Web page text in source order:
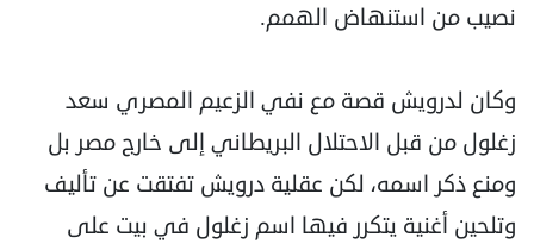
نصيب من استنهاض الهمم.
وكان لدرويش قصة مع نفي الزعيم المصري سعد
زغلول من قبل الاحتلال البريطاني إلى خارج مصر بل
ومنع ذكر اسمه، لكن عقلية درويش تفتقت عن تأليف
وتلحين أغنية يتكرر فيها اسم زغلول في بيت على